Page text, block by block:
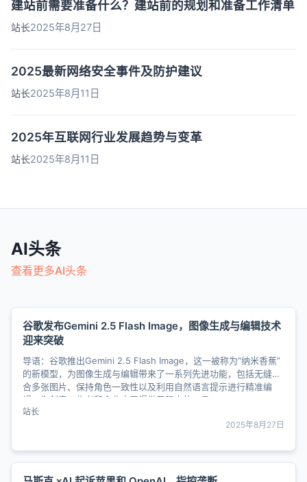
建站前需要准备什么？建站前的规划和准备工作清单
站长2025年8月27日
2025最新网络安全事件及防护建议
站长2025年8月11日
2025年互联网行业发展趋势与变革
站长2025年8月11日
AI头条
查看更多AI头条
谷歌发布Gemini 2.5 Flash Image，图像生成与编辑技术
迎来突破
导语：谷歌推出Gemini 2.5 Flash Image，这一被称为“纳米香蕉”
的新模型，为图像生成与编辑带来了一系列先进功能，包括无缝融
合多张图片、保持角色一致性以及利用自然语言提示进行精准编
辑，为创意工作者和企业应用提供了强大的工具。......
站长
2025年8月27日